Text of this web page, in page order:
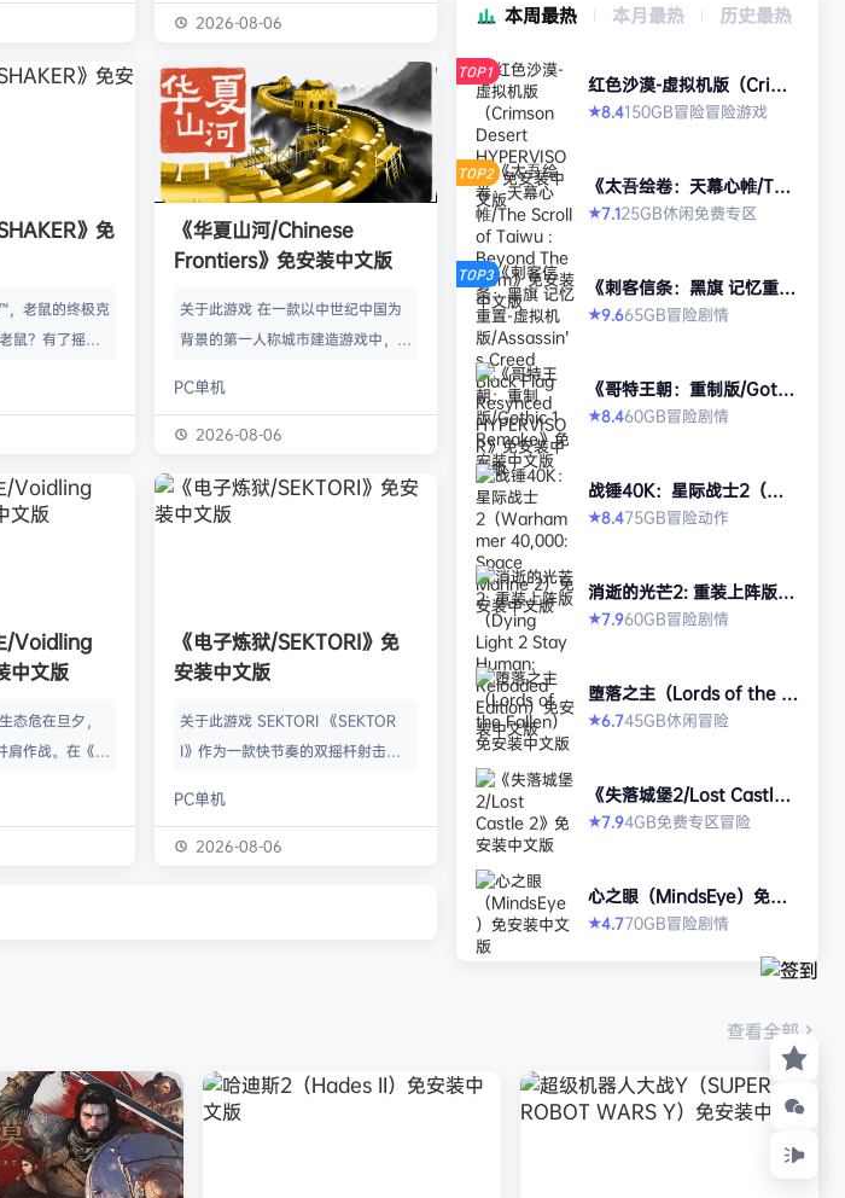
猎人”，使用狩
与人们之间的关
，寻求连续不
纳塔”获救。
THE WOLVES-』起，时隔26年，
the Wolves』终于登场！ ■新实装
了加速兴奋的“REV系统”！ 新实装
的“REV系统”可以从战斗开始发动各
种特殊攻击！“REV武技”、“REV加
速”，还有S.P.G.区…
2026-08-06
》免
，老鼠的终极克
鼠？有了摇鼠
在手上大力摇，
行了。不用夹
鼠灵™，一切尽
到服从，看着
什么选择摇鼠
《华夏山河/Chinese
Frontiers》免安装中文版
关于此游戏 在一款以中世纪中国为
背景的第一人称城市建造游戏中，规
的工匠起步，循序渐进地规划、生产
并筑起宏伟建筑。管理村民，搭建生
的节奏繁荣发展——无压力，并享受
精巧系统带来的成就感。 探索三大
背景；它会塑造你的策略与可达成的
目标。发掘古老工…
PC单机
2026-08-06
/Voidling
中文版
态危在旦夕，
肩作战。在《沃
沃德灵”的生物
培育、升级、
…
《电子炼狱/SEKTORI》免
安装中文版
关于此游戏 SEKTORI 《SEKTOR
I》作为一款快节奏的双摇杆射击游
慎选择升级项目，打造强大的构筑，
置身风云变幻的战场，迎战源源不断
人种…
PC单机
2026-08-06
本周最热 本月最热 历史最热
TOP1
红色沙漠-虚拟机版（Crims
on Desert HYPERVISO
R）免安装中文版
★8.4150GB冒险冒险游戏
TOP2
《太吾绘卷：天幕心帷/The
Scroll of Taiwu : Beyond
The Dom》免安装中文版
★7.125GB休闲免费专区
TOP3
《刺客信条：黑旗 记忆重
置-虚拟机版/Assassin’s Cr
eed Black Flag Resynced
★9.665GB冒险剧情
《哥特王朝：重制版/Gothi
c 1 Remake》免安装中文
版
★8.460GB冒险剧情
战锤40K：星际战士2（Wa
rhammer 40,000: Space
Marine 2）免安装中文版
★8.475GB冒险动作
消逝的光芒2: 重装上阵版
（Dying Light 2 Stay Hu
man: Reloaded Edition）
★7.960GB冒险剧情
堕落之主（Lords of the F
allen）免安装中文版
★6.745GB休闲冒险
《失落城堡2/Lost Castle
2》免安装中文版
★7.94GB免费专区冒险
心之眼（MindsEye）免安
装中文版
★4.770GB冒险剧情
查看全部